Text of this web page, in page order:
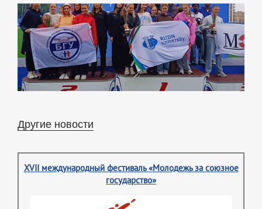
Другие новости
XVII международный фестиваль «Молодежь за союзное
государство»